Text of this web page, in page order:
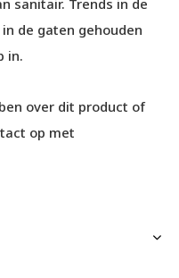
sanitair. Trends in de
de gaten gehouden
in.
over dit product of
op met